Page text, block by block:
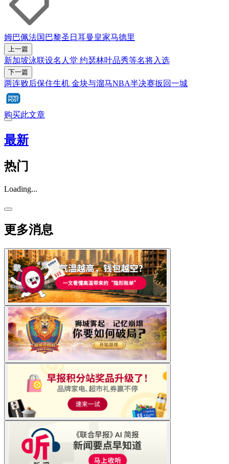
姆巴佩法国 巴黎圣日耳曼皇家马德里
上一篇
新加坡泳联设名人堂 约瑟林叶品秀等名将入选
下一篇
两连败后保住生机 金块与溜马NBA半决赛扳回一城
购买此文章
最新
热门
Loading...
更多消息